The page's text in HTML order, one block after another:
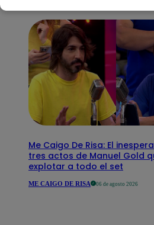
Me Caigo De Risa: El
tres actos de Manuel Gold
explotar a todo el set
ME CAIGO DE RISA 06 de agosto 2026